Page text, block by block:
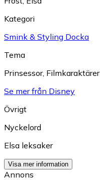
Kategori
Smink & Styling Docka
Tema
Prinsessor, Filmkaraktärer
Se mer från Disney
Övrigt
Nyckelord
Elsa leksaker
Visa mer information
Annons